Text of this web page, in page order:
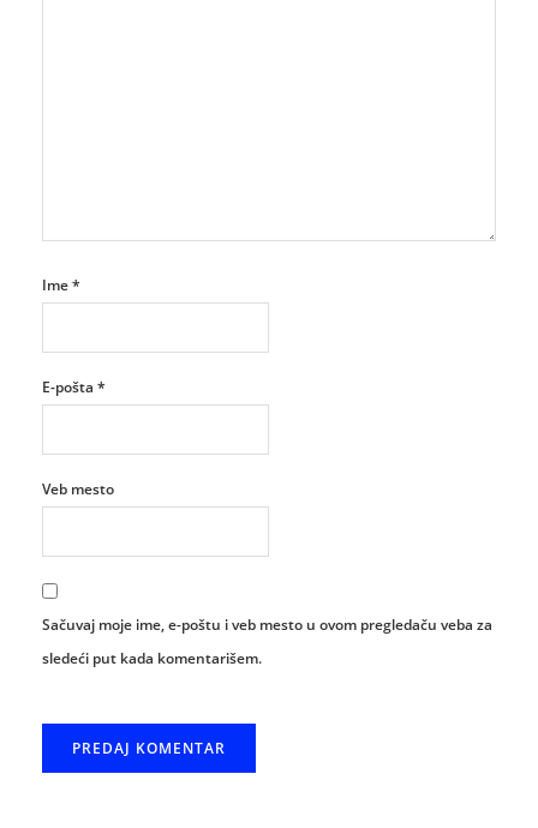
Ime*
E-pošta *
Veb mesto
Sačuvaj moje ime, e-poštu i veb mesto u ovom pregledaču veba za
sledeći put kada komentarišem.